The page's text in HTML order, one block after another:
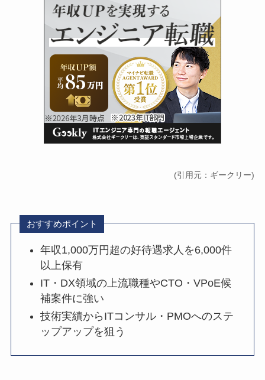
(引用元：ギークリー)
おすすめポイント
年収1,000万円超の好待遇求人を6,000件
以上保有
IT・DX領域の上流職種やCTO・VPoE候
補案件に強い
技術実績からITコンサル・PMOへのステ
ップアップを狙う